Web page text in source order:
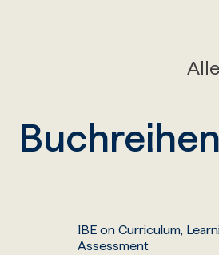
Buchreihen
IBE on Curriculum,
Assessment